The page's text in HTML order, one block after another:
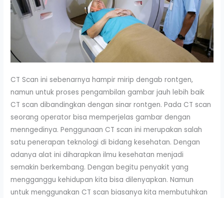
CT Scan ini sebenarnya hampir mirip dengab rontgen,
namun untuk proses pengambilan gambar jauh lebih baik
CT scan dibandingkan dengan sinar rontgen. Pada CT scan
seorang operator bisa memperjelas gambar dengan
menngedinya. Penggunaan CT scan ini merupakan salah
satu penerapan teknologi di bidang kesehatan. Dengan
adanya alat ini diharapkan ilmu kesehatan menjadi
semakin berkembang. Dengan begitu penyakit yang
mengganggu kehidupan kita bisa dilenyapkan. Namun
untuk menggunakan CT scan biasanya kita membutuhkan